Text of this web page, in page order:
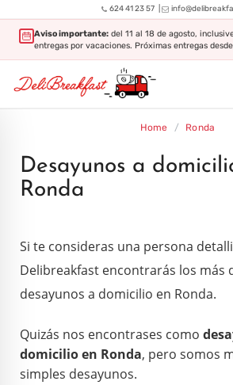
624 41 23 57
Aviso importante: del 11 al 18 de agosto,
entregas por vacaciones. Próximas entregas
Home / Ronda
Desayunos a
Ronda
Si te consideras una persona
Delibreakfast encontrarás los más
desayunos a domicilio en Ronda.
Quizás nos encontrases como
domicilio en Ronda, pero somos
simples desayunos.